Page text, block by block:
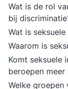
Wat is de rol
bij
Wat is
Waarom is
Komt seksuele
beroepen
Welke groepen